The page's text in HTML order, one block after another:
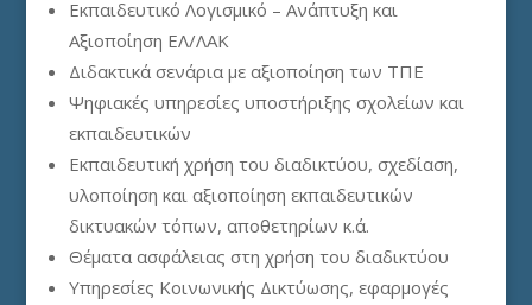
Εκπαιδευτικό Λογισμικό – Ανάπτυξη και
Αξιοποίηση ΕΛ/ΛΑΚ
Διδακτικά σενάρια με αξιοποίηση των ΤΠΕ
Ψηφιακές υπηρεσίες υποστήριξης σχολείων και
εκπαιδευτικών
Εκπαιδευτική χρήση του διαδικτύου, σχεδίαση,
υλοποίηση και αξιοποίηση εκπαιδευτικών
δικτυακών τόπων, αποθετηρίων κ.ά.
Θέματα ασφάλειας στη χρήση του διαδικτύου
Υπηρεσίες Κοινωνικής Δικτύωσης, εφαρμογές